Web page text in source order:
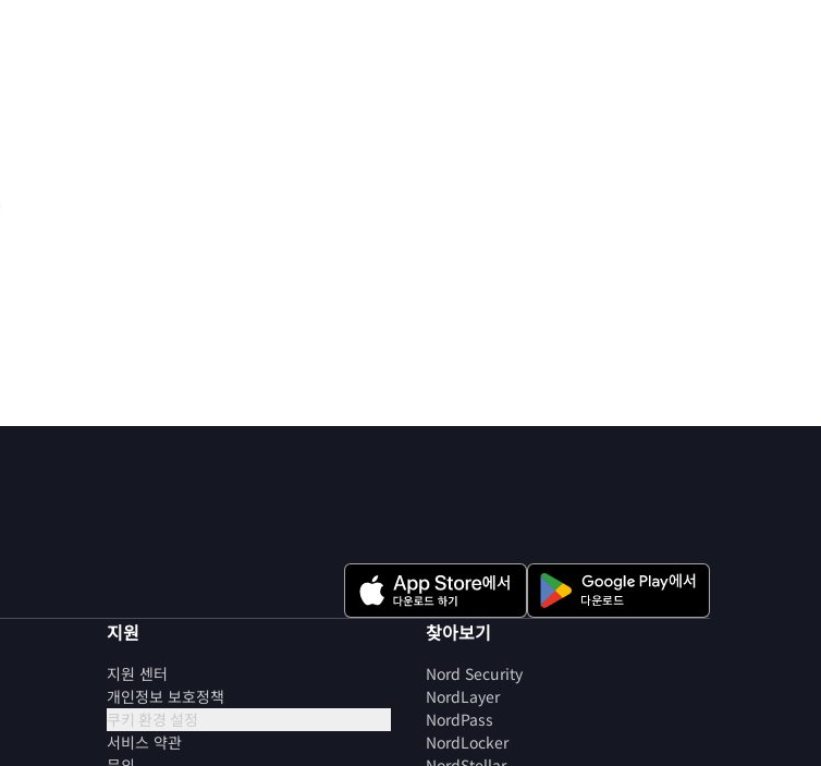
지원
지원 센터
개인정보 보호정책
쿠키 환경 설정
서비스 약관
찾아보기
Nord Security
NordLayer
NordPass
NordLocker